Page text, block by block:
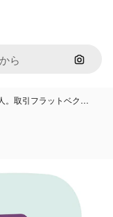
画像で
。取引フラットベク…